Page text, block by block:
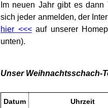
Im neuen Jahr gibt es dann
sich jeder anmelden, der
hier <<<auf unserer
unten).
Unser Weihnachtsschach-
Datum Uhrzeit